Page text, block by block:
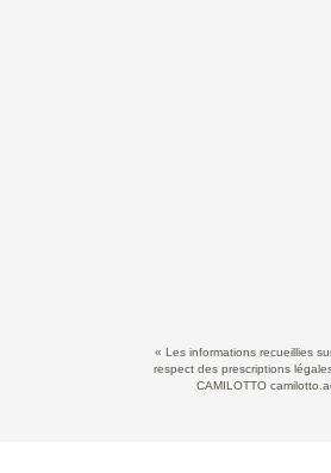
« Les informations recueillies
respect des prescriptions
CAMILOTTO